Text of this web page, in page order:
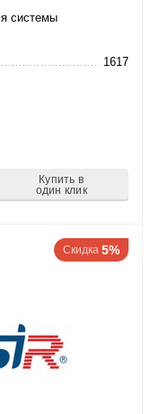
системы
1617
Купить в
один клик
Скидка 5%